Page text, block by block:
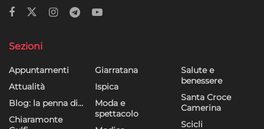
Sezioni
Appuntamenti
Attualità
Blog: la penna di…
Chiaramonte
Giarratana
Ispica
Moda e
spettacolo
Salute e
benessere
Santa Croce
Camerina
Scicli